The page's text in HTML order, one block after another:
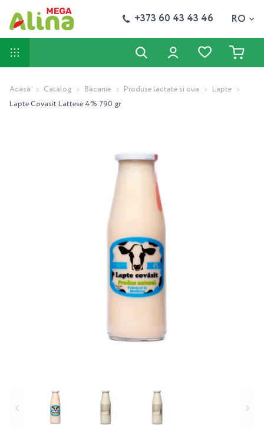
+373 60 43 43 46 RO
Acasă Catalog Bacanie Produse lactate si oua
Lapte
Lapte Covasit Lattese 4% 790 gr